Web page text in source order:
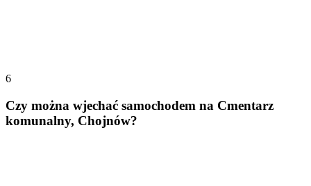
6
Czy można wjechać samochodem na Cmentarz
komunalny, Chojnów?